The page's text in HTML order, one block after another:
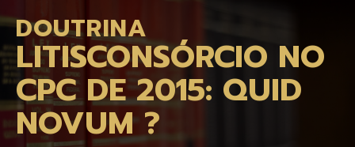
DOUTRINA
LITISCONSÓRCIO NO
CPC DE 2015: QUID
NOVUM ?